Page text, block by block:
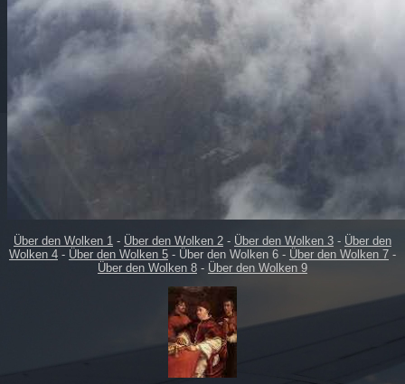
Über den Wolken 1 - Über den Wolken 2 - Über den Wolken 3 - Über den
Wolken 4 - Über den Wolken 5 - Über den Wolken 6 - Über den Wolken 7 -
Über den Wolken 8 - Über den Wolken 9